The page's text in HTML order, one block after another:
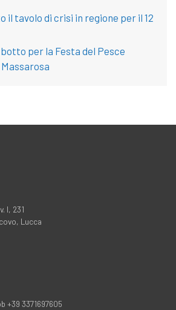
il tavolo di crisi in regione per il 12
per la Festa del Pesce
Massarosa
I, 231
Lucca
+39 3371697605